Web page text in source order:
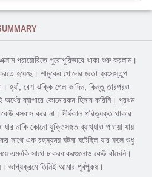
প্রায়োরিতে পুরোপুরিভাবে থাকা শুরু করলাম।
হয়েছে। শামুকের খোলের মতো ধ্বংসস্তুপ
হ্যাঁ, বেশ ঝক্কি গেল ক’দিন, কিন্তু তারপরও
ব্যাপারে কোনোরকম হিসাব করিনি। প্রথম
বসবাস করে না। দীর্ঘকাল পরিত্যক্ত থাকার
নাকি কোনো যুক্তিসঙ্গত ব্যাখ্যাও পাওয়া যায়
সাথে এক রহস্যময় ঘটনা ঘটেছিল যার ফলে শুধু
এমনকি সাথে চাকরবাকরগুলোও কেউ বাঁচেনি।
ভাগ্যক্রমে তিনিই আমার পূর্বপুরুষ।